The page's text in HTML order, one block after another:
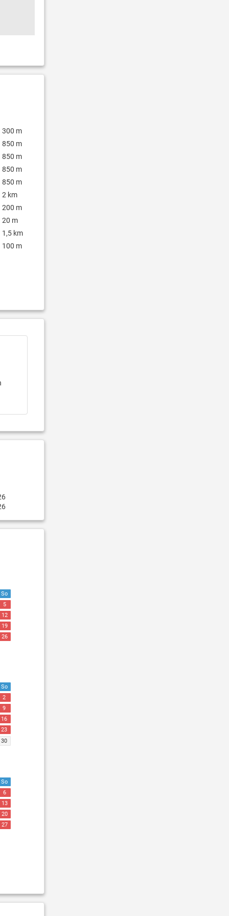
300 m
850 m
850 m
850 m
850 m
2 km
200 m
20 m
1,5 km
100 m
So
5
12
19
26
So
2
9
16
23
30
So
6
13
20
27